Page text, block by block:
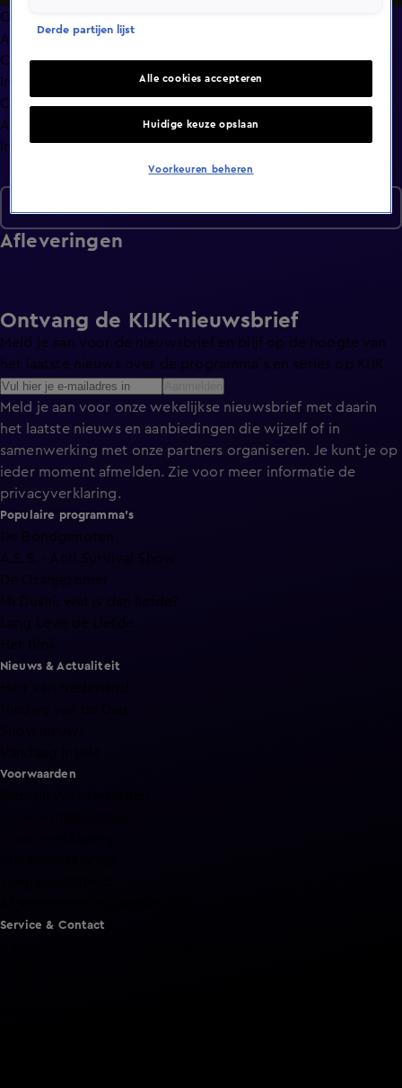
Overzicht
Afleveringen
Clips
In de wandelgangen
Compilaties
Anderen keken ook
Info
Afleveringen
Ontvang de KIJK-nieuwsbrief
Meld je aan voor de nieuwsbrief en blijf op de hoogte van
het laatste nieuws over de programma’s en series op KIJK.
Meld je aan voor onze wekelijkse nieuwsbrief met daarin
het laatste nieuws en aanbiedingen die wijzelf of in
samenwerking met onze partners organiseren. Je kunt je op
ieder moment afmelden. Zie voor meer informatie de
privacyverklaring.
Populaire programma's
De Bondgenoten
A.S.S. - Anti Survival Show
De Oranjezomer
Mi Dushi: wat is dan liefde?
Nieuws & Actualiteit
Voorwaarden
Service & Contact
Derde partijen lijst
Alle cookies accepteren
Huidige keuze opslaan
Voorkeuren beheren